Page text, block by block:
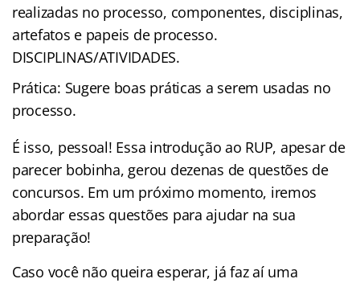
realizadas no processo, componentes, disciplinas,
artefatos e papeis de processo.
DISCIPLINAS/ATIVIDADES.
Prática: Sugere boas práticas a serem usadas no
processo.
É isso, pessoal! Essa introdução ao RUP, apesar de
parecer bobinha, gerou dezenas de questões de
concursos. Em um próximo momento, iremos
abordar essas questões para ajudar na sua
preparação!
Caso você não queira esperar, já faz aí uma